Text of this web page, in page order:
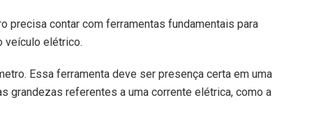
precisa contar com ferramentas fundamentais para
veículo elétrico.
Essa ferramenta deve ser presença certa em uma
grandezas referentes a uma corrente elétrica, como a